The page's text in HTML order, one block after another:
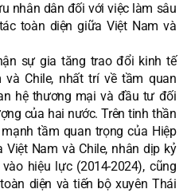
nhân dân đối với việc làm sâu
toàn diện giữa Việt Nam và
sự gia tăng trao đổi kinh tế
Chile, nhất trí về tầm quan
hệ thương mại và đầu tư đối
của hai nước. Trên tinh thần
tầm quan trọng của Hiệp
Nam và Chile, nhân dịp kỷ
hiệu lực (2014-2024), cũng
diện và tiến bộ xuyên Thái